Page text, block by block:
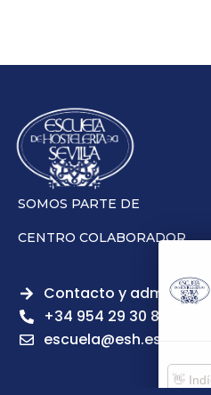
SOMOS PARTE DE
CENTRO COLABORADOR
Contacto y admisiones
+34 954 29 30 81
escuela@esh.es